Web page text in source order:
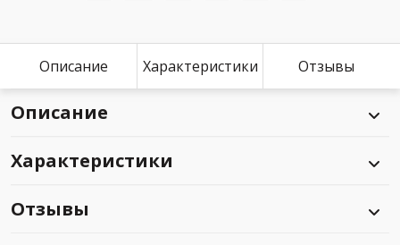
Описание Характеристики Отзывы
Описание
Характеристики
Отзывы